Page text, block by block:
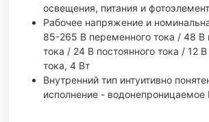
освещения, питания и
Рабочее напряжение и
85-265 В переменного тока / 48 В
тока / 24 В постоянного тока / 12 В
тока, 4 Вт
Внутренний тип интуитивно
исполнение - водонепроницаемое